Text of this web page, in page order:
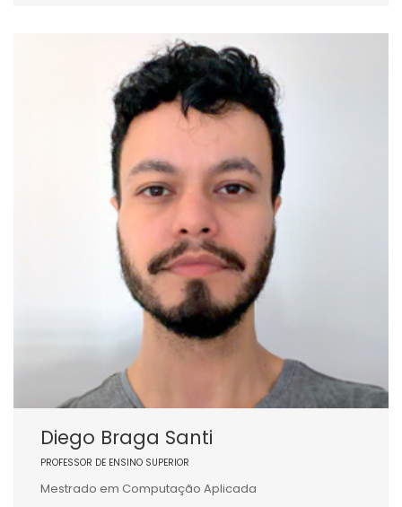
Diego Braga Santi
PROFESSOR DE ENSINO SUPERIOR
Mestrado em Computação Aplicada